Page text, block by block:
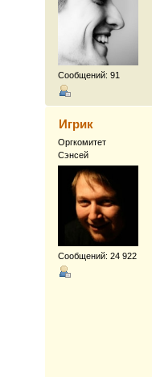
Сообщений: 91
Игрик
Оргкомитет
Сэнсей
Сообщений: 24 922